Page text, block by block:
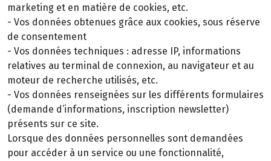
marketing et en matière de cookies, etc.
- Vos données obtenues grâce aux cookies, sous réserve
de consentement
- Vos données techniques : adresse IP, informations
relatives au terminal de connexion, au navigateur et au
moteur de recherche utilisés, etc.
- Vos données renseignées sur les différents formulaires
(demande d’informations, inscription newsletter)
présents sur ce site.
Lorsque des données personnelles sont demandées
pour accéder à un service ou une fonctionnalité,